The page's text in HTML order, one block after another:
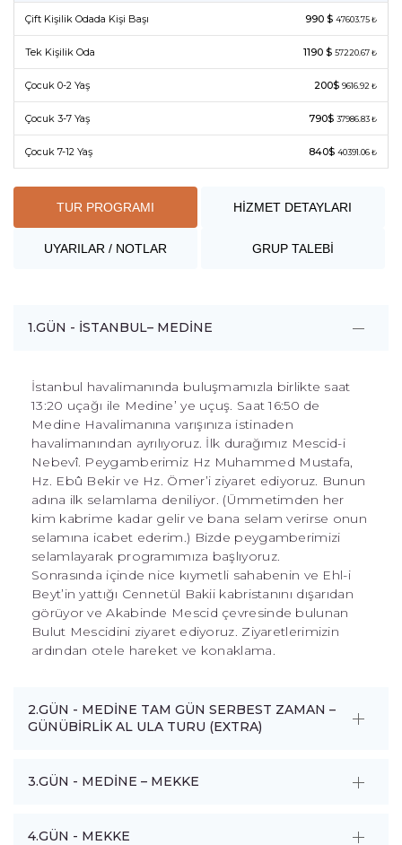
Çift Kişilik Odada Kişi Başı 990 $ 47603.75 ₺
Tek Kişilik Oda 1190 $ 57220.67 ₺
Çocuk 0-2 Yaş 200$ 9616.92 ₺
Çocuk 3-7 Yaş 790$ 37986.83 ₺
Çocuk 7-12 Yaş 840$ 40391.06 ₺
TUR PROGRAMI HİZMET DETAYLARI
UYARILAR / NOTLAR GRUP TALEBİ
1.GÜN - İSTANBUL– MEDİNE
İstanbul havalimanında buluşmamızla birlikte saat
13:20 uçağı ile Medine’ ye uçuş. Saat 16:50 de
Medine Havalimanına varışınıza istinaden
havalimanından ayrılıyoruz. İlk durağımız Mescid-i
Nebevî. Peygamberimiz Hz Muhammed Mustafa,
Hz. Ebû Bekir ve Hz. Ömer’i ziyaret ediyoruz. Bunun
adına ilk selamlama deniliyor. (Ümmetimden her
kim kabrime kadar gelir ve bana selam verirse onun
selamına icabet ederim.) Bizde peygamberimizi
selamlayarak programımıza başlıyoruz.
Sonrasında içinde nice kıymetli sahabenin ve Ehl-i
Beyt’in yattığı Cennetül Bakii kabristanını dışarıdan
görüyor ve Akabinde Mescid çevresinde bulunan
Bulut Mescidini ziyaret ediyoruz. Ziyaretlerimizin
ardından otele hareket ve konaklama.
2.GÜN - MEDİNE TAM GÜN SERBEST ZAMAN –
GÜNÜBİRLİK AL ULA TURU (EXTRA)
3.GÜN - MEDİNE – MEKKE
4.GÜN - MEKKE